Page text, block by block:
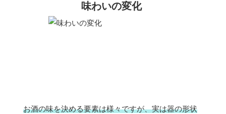
味わいの変化
お酒の味を決める要素は様々ですが、実は器の形状